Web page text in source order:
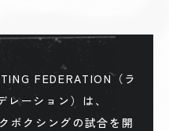
FEDERATION（ラ
ーション）は、
ボクシングの試合を開